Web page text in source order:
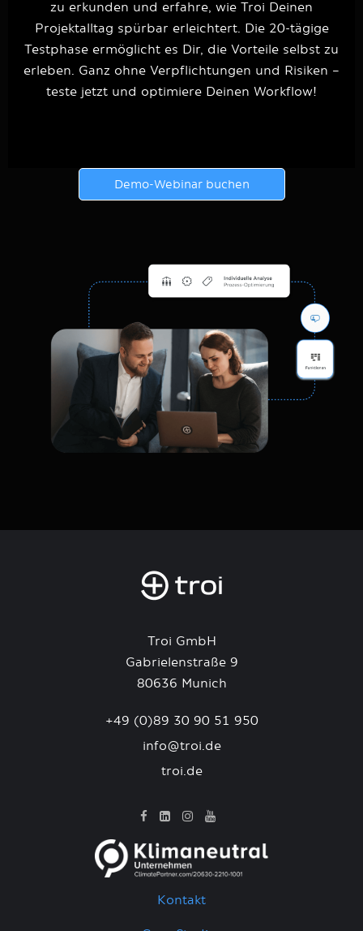
zu erkunden und erfahre, wie Troi Deinen
Projektalltag spürbar erleichtert. Die 20-tägige
Testphase ermöglicht es Dir, die Vorteile selbst zu
erleben. Ganz ohne Verpflichtungen und Risiken –
teste jetzt und optimiere Deinen Workflow!
Demo-Webinar buchen
Troi GmbH
Gabrielenstraße 9
80636 Munich
+49 (0)89 30 90 51 950
info@troi.de
troi.de
Kontakt